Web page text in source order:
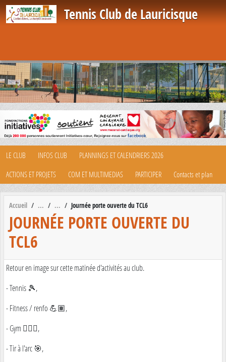
Tennis Club de Lauricisque
LE CLUB INFOS CLUB
PLANNINGS ET CALENDRIERS 2026
ACTIONS ET PROJETS
COM ET MULTIMEDIAS PARTICIPER Contacts et plan
Accueil Journée porte ouverte du TCL6
JOURNÉE PORTE OUVERTE DU
TCL6
Retour en image sur cette matinée d'activités au club.
- Tennis 🎾,
- Fitness / renfo 💪🏽,
- Gym 🤸🏽‍♀️,
- Tir à l'arc 🎯,
Panneau de gestion des cookies